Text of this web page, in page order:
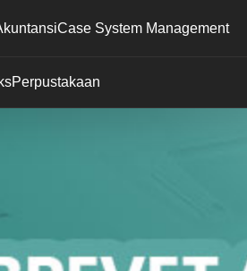
Case System Management
Perpustakaan